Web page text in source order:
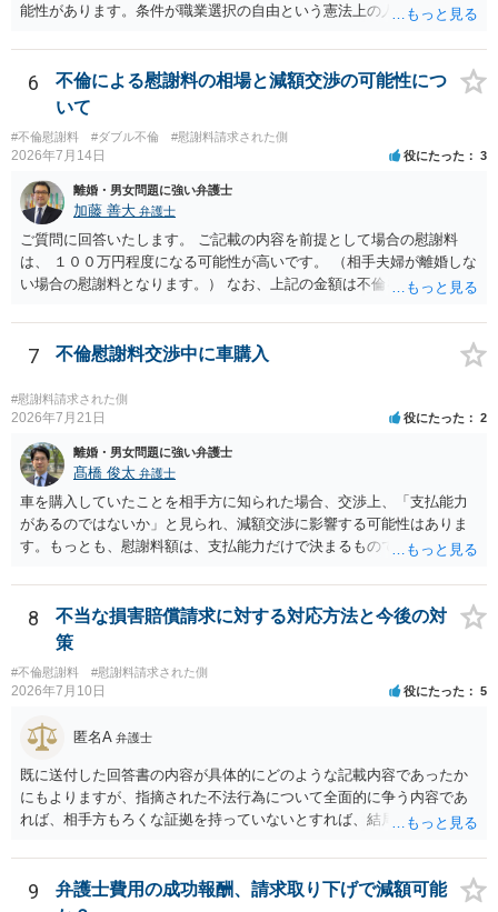
能性があります。条件が職業選択の自由という憲法上の人権を侵害し
可能性もあるかと思います。ご参考にしてください。
6
不倫による慰謝料の相場と減額交渉の可能性につ
いて
#不倫慰謝料 #ダブル不倫 #慰謝料請求された側
2026年7月14日 役にたった 3
離婚・男女問題に強い弁護士
加藤 善大 弁護士
ご質問に回答いたします。 ご記載の内容を前提として場合の慰謝料
は、 １００万円程度になる可能性が高いです。 （相手夫婦が離婚しな
い場合の慰謝料となります。） なお、上記の金額は不倫をした２名が
半額程度の支払を求める、 求償ができることになります。 その求償権
を放棄する場合の慰謝料相場は、６０万円から８０万円程度になるこ
とが多いです。 （相手夫婦が離婚しませんので、減額してでも求償権
を放棄してもらうメリットがあることになります。） ５年後に離婚す
る可能性について、慰謝料額に影響が出る可能性はないと考えます。
最後に、ご依頼になる場合の弁護士費用は、ご依頼になる弁護士によ
り異なりますので、直接ご確認いただくといいですよ。 ご質問に対す
る回答は以上ですが、可能であれば、ご依頼になるかは別にして、お
近くの弁護士に直接相談されて、今後の対応についてアドバイスを求
めることをおすすめいたします。 ご参考にしていただけますと幸いで
す。
7 不倫慰謝料交渉中に車購入
#慰謝料請求された側
2026年7月21日 役にたった 2
離婚・男女問題に強い弁護士
髙橋 俊太 弁護士
車を購入していたことを相手方に知られた場合、交渉上、「支払能力
があるのではないか」と見られ、減額交渉に影響する可能性はありま
す。もっとも、慰謝料額は、支払能力だけで決まるものではなく、不
響、離婚・別居の有無、証拠関係等によって判断されます。 ご記載の
ように、LINEのやり取りと数回の食事のみで性交渉がないのであれ
ば、原則として不貞慰謝料支払義務は否定されます。他方で、性交渉
がない場合でも、親密なやり取りの内容や関係の態様によっては、婚
姻共同生活の平穏を害したとして、例外的に慰謝料支払義務が肯定さ
れることもあります。 すでに弁護士に依頼されているのであれば、車
の購入事情も含めて説明し、支払能力の問題と、そもそもの慰謝料額
の相当性を分けて交渉してもらう方がよいでしょう。
8
不当な損害賠償請求に対する対応方法と今後の対
策
#不倫慰謝料 #慰謝料請求された側
2026年7月10日 役にたった 5
匿名A 弁護士
既に送付した回答書の内容が具体的にどのような記載内容であったか
にもよりますが、指摘された不法行為について全面的に争う内容であ
れば、相手方もろくな証拠を持っていないとすれば、結局は何もなく
晴らす」ことが最重要なのであれば、むしろ、相手方から訴訟を提起
して貰い、あなたが勝訴（請求棄却）して不法行為が存在しなかった
ことを公に認めてもらった方が（精神安定の面でも）ベターなのでは
9
弁護士費用の成功報酬、請求取り下げで減額可能